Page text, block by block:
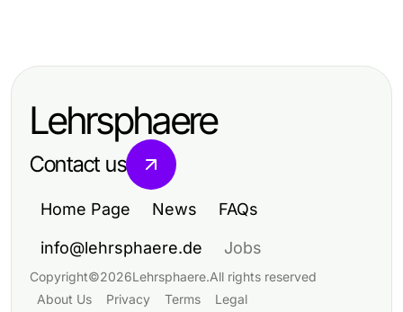
Zahlen lügen nicht für 2026
Wie Sie die größten Gartenhaus-
Lehrsphaere
Contact us
Home Page News FAQs
info@lehrsphaere.de Jobs
Copyright©2026Lehrsphaere.All rights reserved
About Us
Privacy Terms Legal